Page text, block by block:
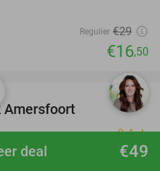
€49
deal
Regulier €29
€16,50
24%
favorite_border
Amersfoort
9.4star